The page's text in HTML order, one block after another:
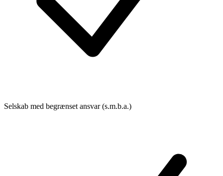
Selskab med begrænset ansvar (s.m.b.a.)